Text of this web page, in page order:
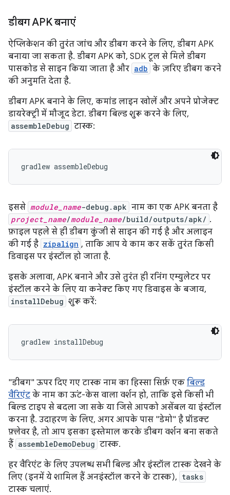
डीबग APK बनाएं
ऐप्लिकेशन की तुरंत जांच और डीबग करने के लिए, डीबग APK
बनाया जा सकता है. डीबग APK को, SDK टूल से मिले डीबग
पासकोड से साइन किया जाता है और adb के ज़रिए डीबग करने
की अनुमति देता है.
डीबग APK बनाने के लिए, कमांड लाइन खोलें और अपने प्रोजेक्ट
डायरेक्ट्री में मौजूद डेटा. डीबग बिल्ड शुरू करने के लिए,
assembleDebug टास्क:
इससे module_name-debug.apk नाम का एक APK बनता है
project_name/module_name/build/outputs/apk/ .
फ़ाइल पहले से ही डीबग कुंजी से साइन की गई है और अलाइन
की गई है zipalign , ताकि आप ये काम कर सकें तुरंत किसी
डिवाइस पर इंस्टॉल हो जाता है.
इसके अलावा, APK बनाने और उसे तुरंत ही रनिंग एम्युलेटर पर
इंस्टॉल करने के लिए या कनेक्ट किए गए डिवाइस के बजाय,
installDebug शुरू करें:
gradlew installDebug
"डीबग" ऊपर दिए गए टास्क नाम का हिस्सा सिर्फ़ एक बिल्ड
वैरिएंट के नाम का ऊंट-केस वाला वर्शन हो, ताकि इसे किसी भी
बिल्ड टाइप से बदला जा सके या जिसे आपको असेंबल या इंस्टॉल
करना है. उदाहरण के लिए, अगर आपके पास "डेमो" है प्रॉडक्ट
फ़्लेवर है, तो आप इसका इस्तेमाल करके डीबग वर्शन बना सकते
हैं assembleDemoDebug टास्क.
हर वैरिएंट के लिए उपलब्ध सभी बिल्ड और इंस्टॉल टास्क देखने के
लिए (इनमें ये शामिल हैं अनइंस्टॉल करने के टास्क), tasks
टास्क चलाएं.